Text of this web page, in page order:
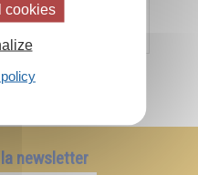
25,00€
newsletter
cookies